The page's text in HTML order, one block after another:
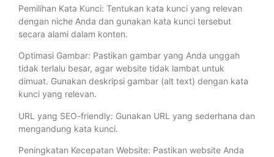
Pemilihan Kata Kunci: Tentukan kata kunci yang relevan
dengan niche Anda dan gunakan kata kunci tersebut
secara alami dalam konten.
Optimasi Gambar: Pastikan gambar yang Anda unggah
tidak terlalu besar, agar website tidak lambat untuk
dimuat. Gunakan deskripsi gambar (alt text) dengan kata
kunci yang relevan.
URL yang SEO-friendly: Gunakan URL yang sederhana dan
mengandung kata kunci.
Peningkatan Kecepatan Website: Pastikan website Anda